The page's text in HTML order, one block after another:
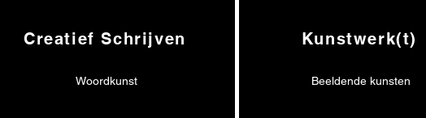
Creatief Schrijven
Woordkunst
Kunstwerk(t)
Beeldende kunsten